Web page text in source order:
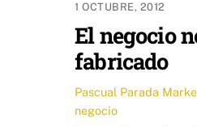
1 OCTUBRE, 2012
El negocio
fabricado
Pascual Parada
negocio